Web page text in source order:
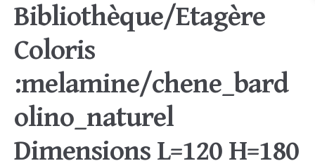
Bibliothèque/Etagère
Coloris
:melamine/chene_bard
olino_naturel
Dimensions L=120 H=180